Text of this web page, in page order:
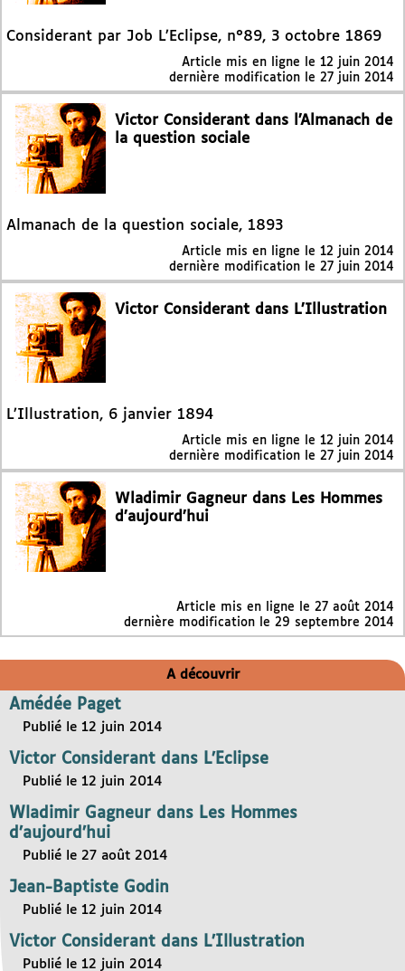
Considerant par Job L’Eclipse, n°89, 3 octobre 1869
Article mis en ligne le 12 juin 2014
dernière modification le 27 juin 2014
Victor Considerant dans l’Almanach de
la question sociale
Almanach de la question sociale, 1893
Article mis en ligne le 12 juin 2014
dernière modification le 27 juin 2014
Victor Considerant dans L’Illustration
L’Illustration, 6 janvier 1894
Article mis en ligne le 12 juin 2014
dernière modification le 27 juin 2014
Wladimir Gagneur dans Les Hommes
d’aujourd’hui
Article mis en ligne le 27 août 2014
dernière modification le 29 septembre 2014
A découvrir
Amédée Paget
Publié le 12 juin 2014
Victor Considerant dans L’Eclipse
Publié le 12 juin 2014
Wladimir Gagneur dans Les Hommes
d’aujourd’hui
Publié le 27 août 2014
Jean-Baptiste Godin
Publié le 12 juin 2014
Victor Considerant dans L’Illustration
Publié le 12 juin 2014